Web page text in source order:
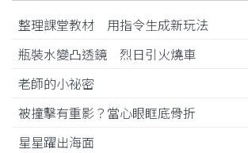
整理課堂教材 用指令生成新玩法
瓶裝水變凸透鏡 烈日引火燒車
老師的小祕密
被撞擊有重影？當心眼眶底骨折
星星躍出海面